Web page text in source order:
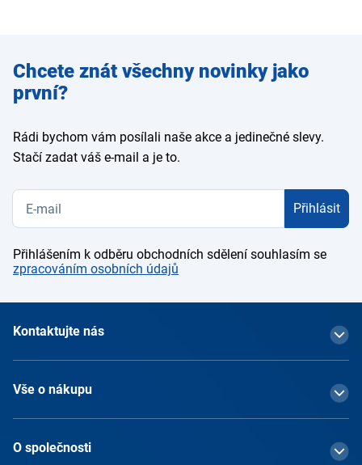
Zadejte
e-mail
Chcete znát všechny novinky jako
první?
Rádi bychom vám posílali naše akce a jedinečné slevy.
Stačí zadat váš e-mail a je to.
Přihlásit
Přihlášením k odběru obchodních sdělení souhlasím se
zpracováním osobních údajů
Kontaktujte nás
Vše o nákupu
O společnosti